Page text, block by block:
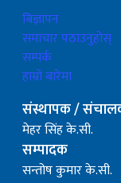
बिज्ञापन
समाचार पठाउनुहोस्
सम्पर्क
हाम्रो बारेमा
संस्थापक /
मेहर सिंह के.सी.
सम्पादक
सन्तोष कुमार के.सी.